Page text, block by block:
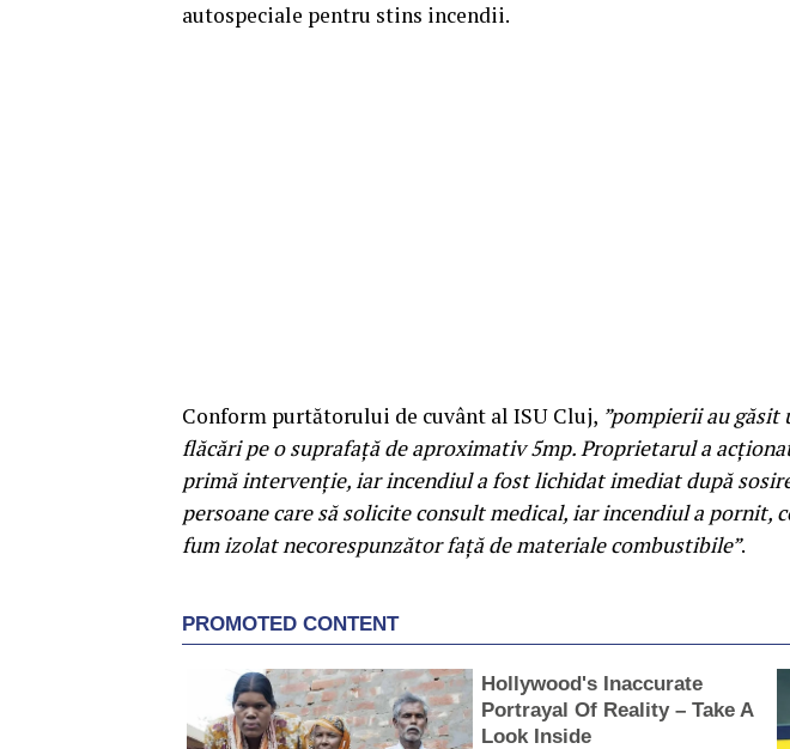
autospeciale pentru stins incendii.
Conform purtătorului de cuvânt al ISU Cluj, ”pompierii au
flăcări pe o suprafață de aproximativ 5mp. Proprietarul a
primă intervenție, iar incendiul a fost lichidat imediat după
persoane care să solicite consult medical, iar incendiul a pornit,
fum izolat necorespunzător față de materiale combustibile”.